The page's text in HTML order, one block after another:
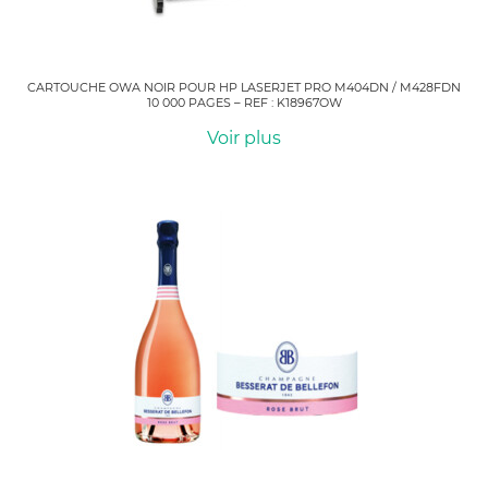
CARTOUCHE OWA NOIR POUR HP LASERJET PRO M404DN / M428FDN
10 000 PAGES – REF : K18967OW
Voir plus